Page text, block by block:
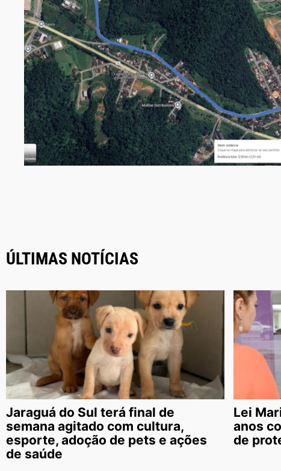
ÚLTIMAS NOTÍCIAS
Jaraguá do Sul terá final de
semana agitado com cultura,
esporte, adoção de pets e ações
de saúde
Lei
anos
de